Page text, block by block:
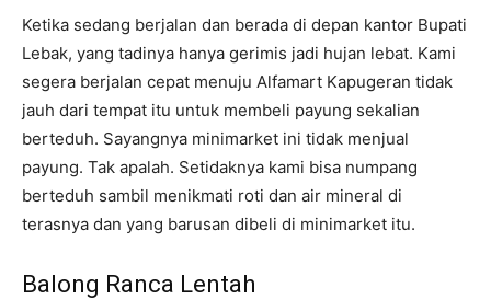
Ketika sedang berjalan dan berada di depan kantor Bupati
Lebak, yang tadinya hanya gerimis jadi hujan lebat. Kami
segera berjalan cepat menuju Alfamart Kapugeran tidak
jauh dari tempat itu untuk membeli payung sekalian
berteduh. Sayangnya minimarket ini tidak menjual
payung. Tak apalah. Setidaknya kami bisa numpang
berteduh sambil menikmati roti dan air mineral di
terasnya dan yang barusan dibeli di minimarket itu.
Balong Ranca Lentah